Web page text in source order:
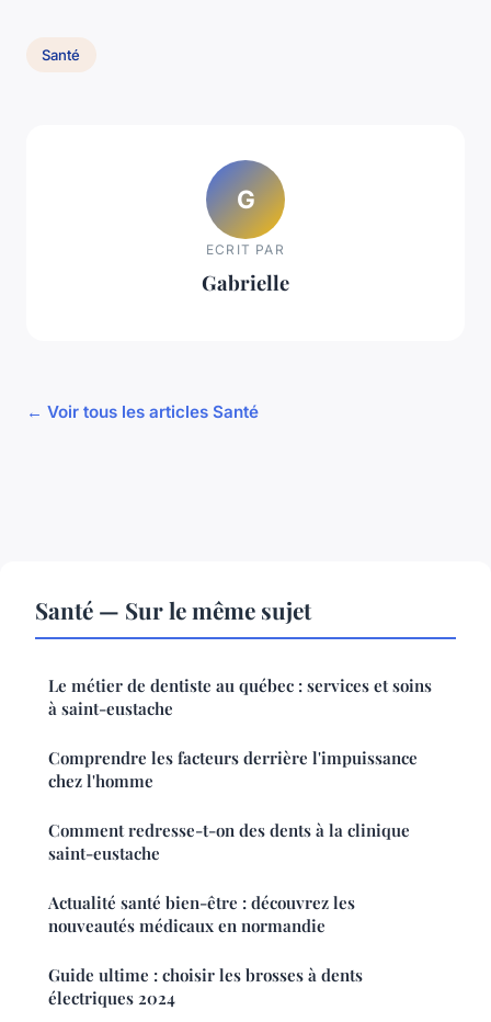
Santé
G
ECRIT PAR
Gabrielle
← Voir tous les articles Santé
Santé — Sur le même sujet
Le métier de dentiste au québec : services et soins
à saint-eustache
Comprendre les facteurs derrière l'impuissance
chez l'homme
Comment redresse-t-on des dents à la clinique
saint-eustache
Actualité santé bien-être : découvrez les
nouveautés médicaux en normandie
Guide ultime : choisir les brosses à dents
électriques 2024